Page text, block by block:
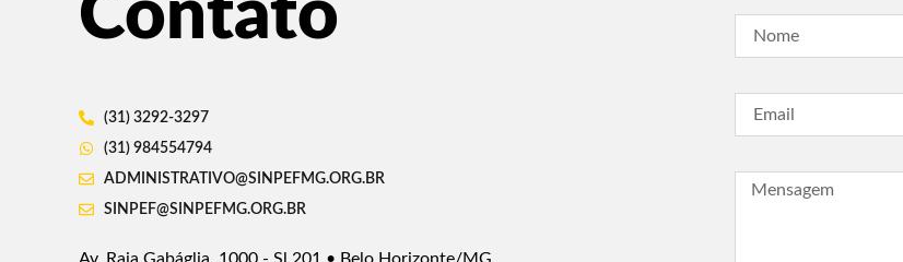
Contato
(31) 3292-3297
(31) 984554794
ADMINISTRATIVO@SINPEFMG.ORG.BR
SINPEF@SINPEFMG.ORG.BR